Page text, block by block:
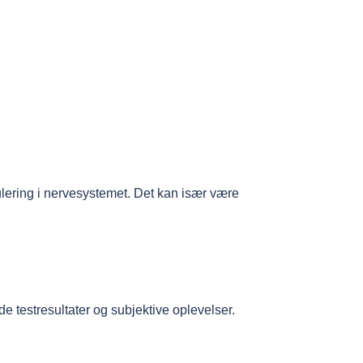
i nervesystemet. Det kan især være
testresultater og subjektive oplevelser.